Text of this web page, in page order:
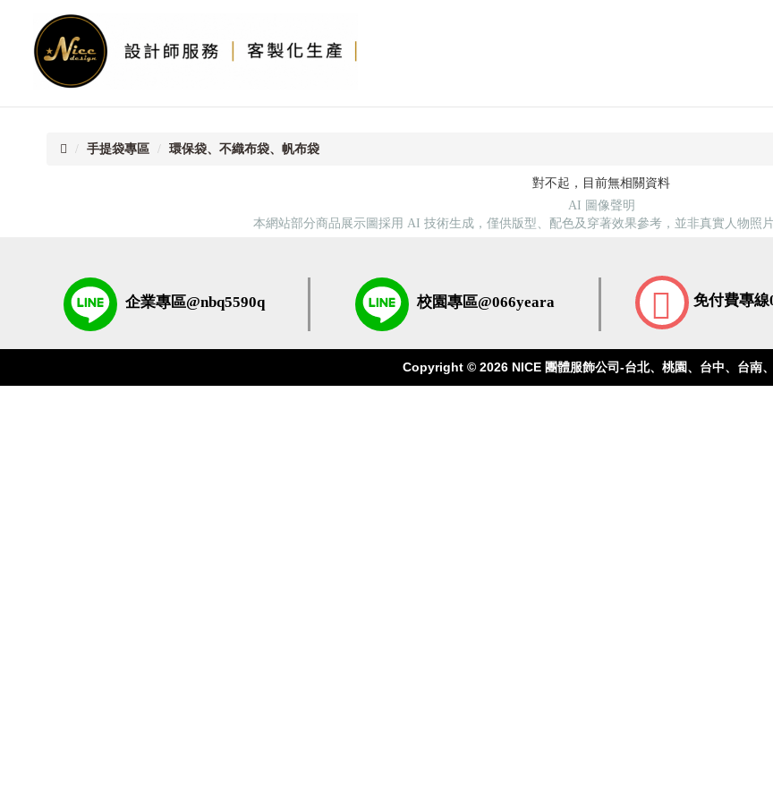
首
頁
手提袋專區 環保袋、不織布袋、帆布袋
對不起，目前無相關資料
AI 圖像聲明
本網站部分商品展示圖採用 AI 技術生成，僅供版型、配色及穿著效果參考，並非真實人物照
企業專區@nbq5590q 校園專區@066yeara 免付費專線
Copyright © 2026 NICE 團體服飾公司-台北、桃園、台中、台南